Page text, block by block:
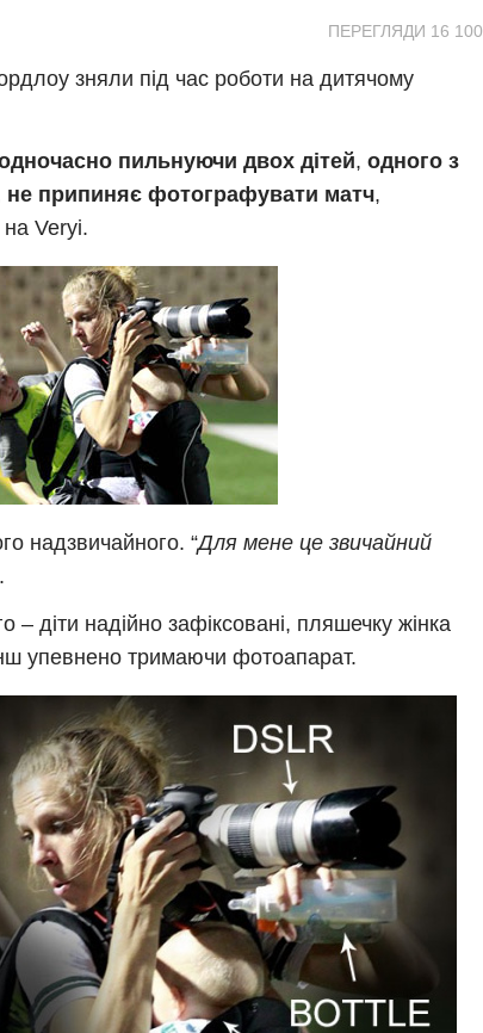
ПЕРЕГЛЯДИ 16 100
зняли під час роботи на дитячому
пильнуючи двох дітей, одного з
не припиняє фотографувати матч,
Veryi.
надзвичайного. “Для мене це звичайний
.
– діти надійно зафіксовані, пляшечку жінка
упевнено тримаючи фотоапарат.